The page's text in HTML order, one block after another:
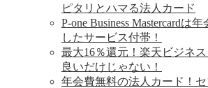
ピタリとハマる法人カード
P-one Business Mastercardは
したサービス付帯！
最大16％還元！楽天ビジネ
良いだけじゃない！
年会費無料の法人カード！